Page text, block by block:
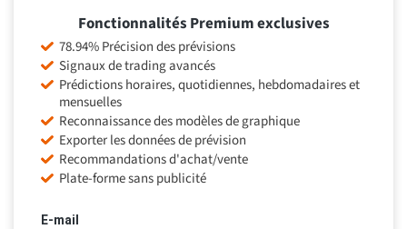
E-mail
Fonctionnalités Premium exclusives
78.94% Précision des prévisions
Signaux de trading avancés
Prédictions horaires, quotidiennes, hebdomadaires et
mensuelles
Reconnaissance des modèles de graphique
Exporter les données de prévision
Recommandations d'achat/vente
Plate-forme sans publicité